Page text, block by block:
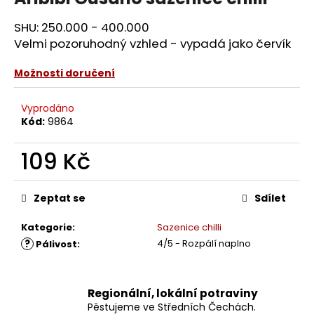
SHU: 250.000 - 400.000
Velmi pozoruhodný vzhled - vypadá jako červík
Možnosti doručení
Vyprodáno
Kód: 9864
109 Kč
Měrná
cena:
Kategorie: Sazenice chilli
? Pálivost: 4/5 - Rozpálí naplno
Zeptat se Sdílet
Regionální, lokální potraviny
Pěstujeme ve Středních Čechách.